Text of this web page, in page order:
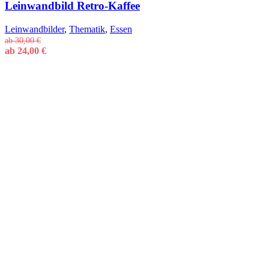
Leinwandbild Retro-Kaffee
Leinwandbilder, Thematik, Essen
ab30,00€
ab 24,00 €